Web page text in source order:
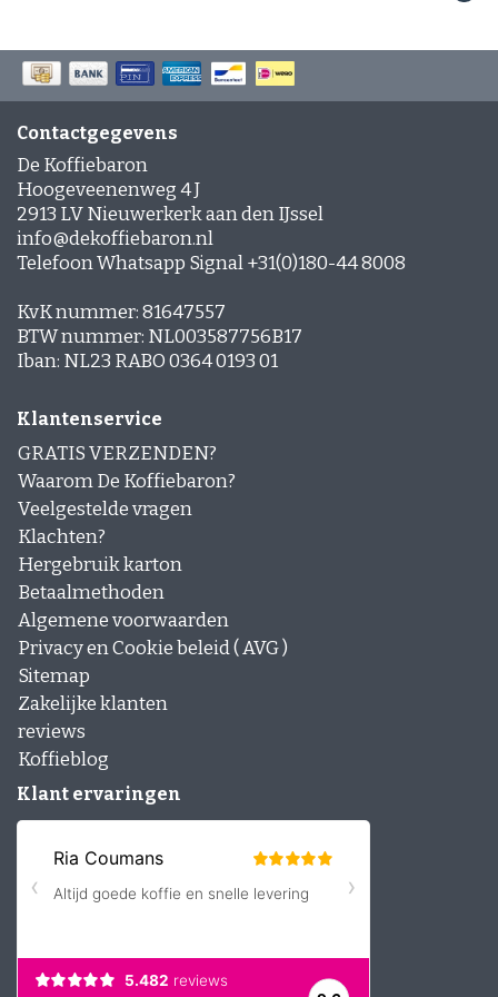
Gingerbread Latte
Cinnamon Latte
Laagjes Koffie
Nagerechten en gebak met Koffie
Contactgegevens
De Koffiebaron
Hoogeveenenweg 4 J
2913 LV Nieuwerkerk aan den IJssel
info@dekoffiebaron.nl
Telefoon Whatsapp Signal +31(0)180-44 8008
KvK nummer: 81647557
BTW nummer: NL003587756B17
Iban: NL23 RABO 0364 0193 01
Klantenservice
GRATIS VERZENDEN?
Waarom De Koffiebaron?
Veelgestelde vragen
Klachten?
Hergebruik karton
Betaalmethoden
Algemene voorwaarden
Privacy en Cookie beleid ( AVG )
Sitemap
Zakelijke klanten
reviews
Koffieblog
Klant ervaringen